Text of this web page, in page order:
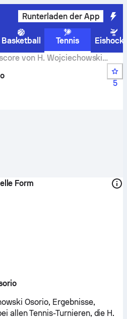
Runterladen der App
Basketball Tennis
von H. Wojciechowski
5
Form
Osorio, Ergebnisse,
allen Tennis-Turnieren, die H.